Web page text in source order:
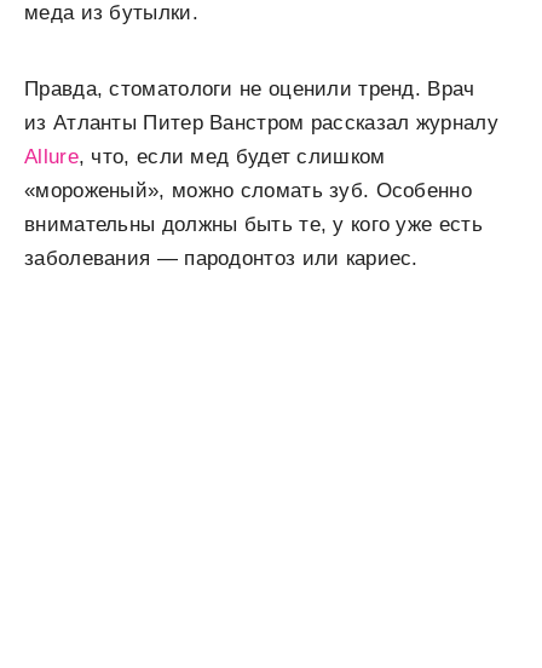
меда из бутылки.
Правда, стоматологи не оценили тренд. Врач
из Атланты Питер Ванстром рассказал журналу
Allure, что, если мед будет слишком
«мороженый», можно сломать зуб. Особенно
внимательны должны быть те, у кого уже есть
заболевания — пародонтоз или кариес.